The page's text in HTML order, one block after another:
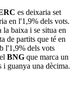
es deixaria set
en l'1,9% dels vots.
la baixa i se situa en
de partits que té en
l'1,9% dels vots
BNG que marca un
i guanya una dècima.